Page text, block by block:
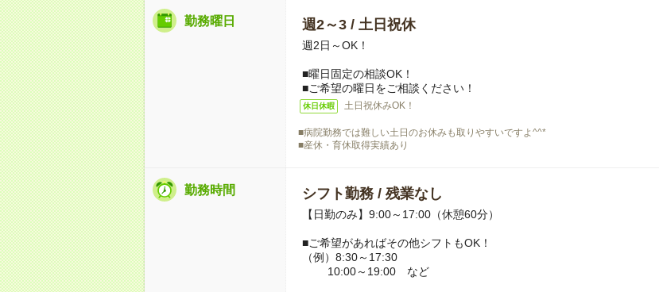
勤務曜日 週2～3 / 土日祝休
週2日～OK！
■曜日固定の相談OK！
■ご希望の曜日をご相談ください！
休日休暇 土日祝休みOK！
■病院勤務では難しい土日のお休みも取りやすいですよ^^*
■産休・育休取得実績あり
勤務時間 シフト勤務 / 残業なし
【日勤のみ】9:00～17:00（休憩60分）
■ご希望があればその他シフトもOK！
（例）8:30～17:30
10:00～19:00 など